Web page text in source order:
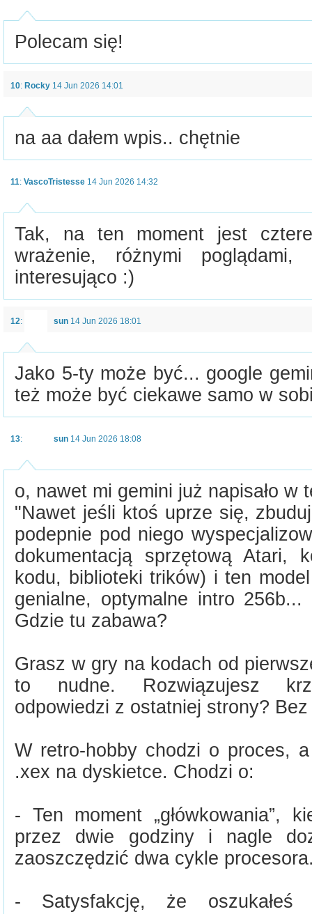
Polecam się!
10: Rocky 14 Jun 2026 14:01
na aa dałem wpis.. chętnie
11: VascoTristesse 14 Jun 2026 14:32
Tak, na ten moment jest
wrażenie, różnymi
interesująco :)
12: sun 14 Jun 2026 18:01
Jako 5-ty może być... google
też może być ciekawe samo w
13: sun 14 Jun 2026 18:08
o, nawet mi gemini już napisało w
"Nawet jeśli ktoś uprze się,
podepnie pod niego
dokumentacją sprzętową Atari,
kodu, biblioteki trików) i ten
genialne, optymalne intro
Gdzie tu zabawa?
Grasz w gry na kodach od
to nudne. Rozwiązujesz
odpowiedzi z ostatniej strony?
W retro-hobby chodzi o proces,
.xex na dyskietce. Chodzi o:
- Ten moment „główkowania”,
przez dwie godziny i nagle
zaoszczędzić dwa cykle
- Satysfakcję, że oszukałeś